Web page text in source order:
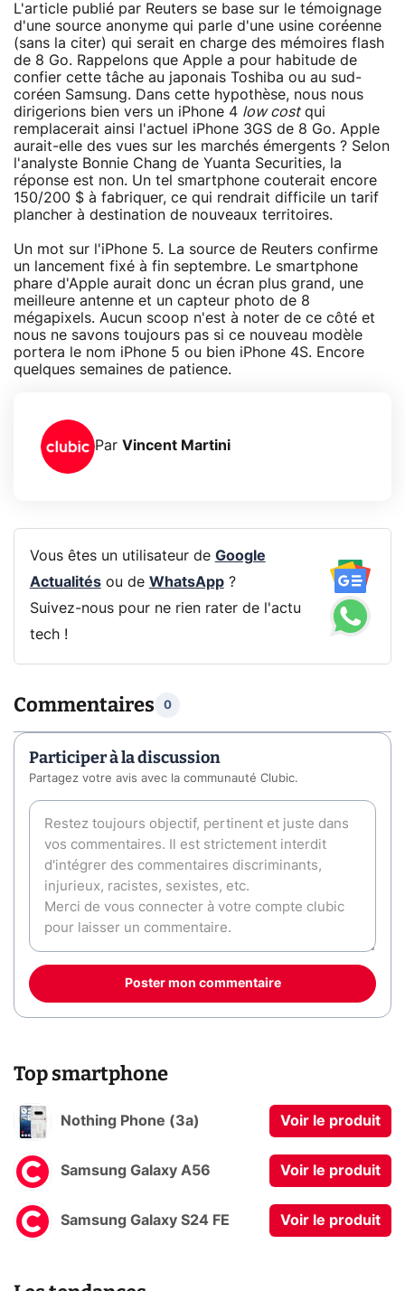
L'article publié par Reuters se base sur le témoignage
d'une source anonyme qui parle d'une usine coréenne
(sans la citer) qui serait en charge des mémoires flash
de 8 Go. Rappelons que Apple a pour habitude de
confier cette tâche au japonais Toshiba ou au sud-
coréen Samsung. Dans cette hypothèse, nous nous
dirigerions bien vers un iPhone 4 low costqui
remplacerait ainsi l'actuel iPhone 3GS de 8 Go. Apple
aurait-elle des vues sur les marchés émergents ? Selon
l'analyste Bonnie Chang de Yuanta Securities, la
réponse est non. Un tel smartphone couterait encore
150/200 $ à fabriquer, ce qui rendrait difficile un tarif
plancher à destination de nouveaux territoires.
Un mot sur l'iPhone 5. La source de Reuters confirme
un lancement fixé à fin septembre. Le smartphone
phare d'Apple aurait donc un écran plus grand, une
meilleure antenne et un capteur photo de 8
mégapixels. Aucun scoop n'est à noter de ce côté et
nous ne savons toujours pas si ce nouveau modèle
portera le nom iPhone 5 ou bien iPhone 4S. Encore
quelques semaines de patience.
Par Vincent Martini
Vous êtes un utilisateur de Google
Actualitésou de WhatsApp?
Suivez-nous pour ne rien rater de l'actu
tech !
Commentaires 0
Participer à la discussion
Partagez votre avis avec la communauté Clubic.
Poster mon commentaire
Top smartphone
Nothing Phone (3a) Voir le produit
Samsung Galaxy A56 Voir le produit
Samsung Galaxy S24 FE Voir le produit